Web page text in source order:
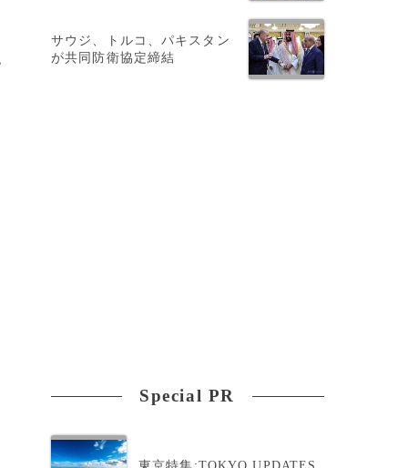
サウジ、トルコ、パキスタン
が共同防衛協定締結
Special PR
東京特集:TOKYO UPDATES